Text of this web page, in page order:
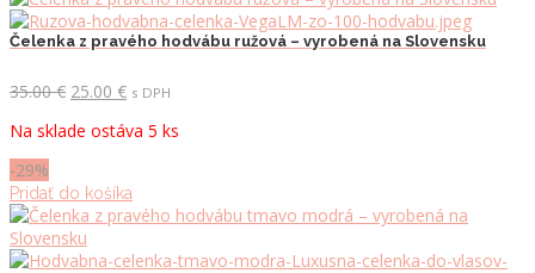
Čelenka z pravého hodvábu ružová – vyrobená na Slovensku
35.00€ Pôvodná
bola:
25.00 €Aktuálna
je:
s DPH
Na sklade ostáva 5 ks
-29%
Pridať do košíka